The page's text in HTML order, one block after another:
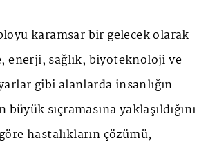
karamsar bir gelecek olarak
enerji, sağlık, biyoteknoloji ve
gibi alanlarda insanlığın
sıçramasına yaklaşıldığını
hastalıkların çözümü,